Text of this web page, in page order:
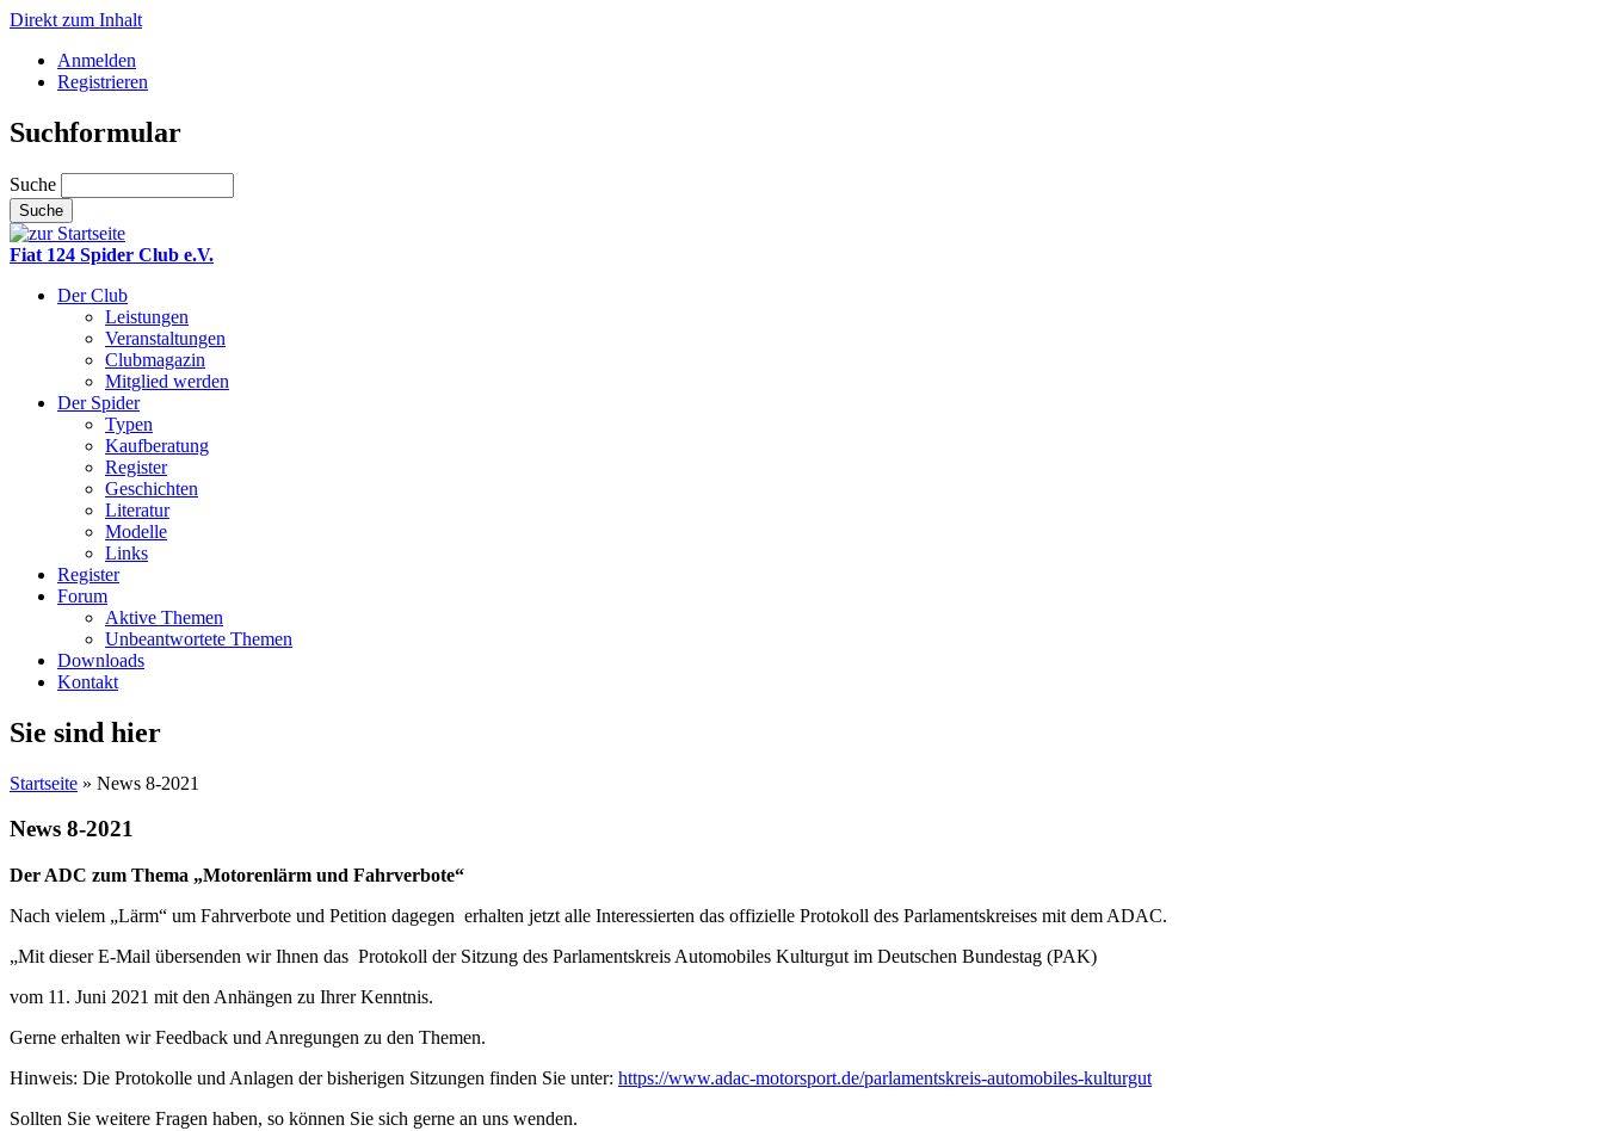
Direkt zum Inhalt
Anmelden
Registrieren
Suchformular
Suche
Fiat 124 Spider Club e.V.
Der Club
Leistungen
Veranstaltungen
Clubmagazin
Mitglied werden
Der Spider
Typen
Kaufberatung
Register
Geschichten
Literatur
Modelle
Links
Register
Forum
Aktive Themen
Unbeantwortete Themen
Downloads
Kontakt
Sie sind hier
Startseite » News 8-2021
News 8-2021
Der ADC zum Thema „Motorenlärm und Fahrverbote“
Nach vielem „Lärm“ um Fahrverbote und Petition dagegen erhalten jetzt alle Interessierten das offizielle Protokoll des Parlamentskreises mit dem ADAC.
„Mit dieser E-Mail übersenden wir Ihnen das Protokoll der Sitzung des Parlamentskreis Automobiles Kulturgut im Deutschen Bundestag (PAK)
vom 11. Juni 2021 mit den Anhängen zu Ihrer Kenntnis.
Gerne erhalten wir Feedback und Anregungen zu den Themen.
Hinweis: Die Protokolle und Anlagen der bisherigen Sitzungen finden Sie unter: https://www.adac-motorsport.de/parlamentskreis-automobiles-kulturgut
Sollten Sie weitere Fragen haben, so können Sie sich gerne an uns wenden.